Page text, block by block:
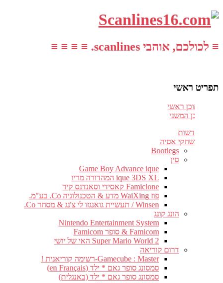
≡ לכולכם, אוהבי scanlines. ≡ ≡ ≡ ≡
תפריט ראשי
עבור לתוכן ראשי
דלג לתוכן המשני
חדשות
משחקי אסיה
Bootlegs
סין
Game Boy Advance ique
ique 3DS XL המהדורה מריו
Famiclone קאסידי וסאנדנס קיד
פוז WaiXing מדע & הטכנולוגיה Co. בע"מ.
Winsen / תעשיית גואנגזו לי צ'נג & מסחר Co.
הונג קונג
Nintendo Entertainment System
Famicom & סופר Famicom
Super Mario World 2 האי של יושי
דרום קוריאה
Gamecube : Master-רשימה קוריאנית !
סמסונג סופר גאם * ילד (en Français)
סמסונג סופר גאם * ילד (באנגלית)